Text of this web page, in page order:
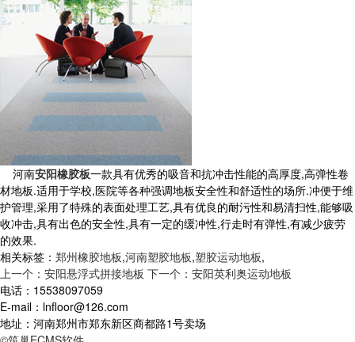
河南安阳橡胶板一款具有优秀的吸音和抗冲击性能的高厚度,高弹性卷
材地板.适用于学校,医院等各种强调地板安全性和舒适性的场所.冲便于维
护管理,采用了特殊的表面处理工艺,具有优良的耐污性和易清扫性,能够吸
收冲击,具有出色的安全性,具有一定的缓冲性,行走时有弹性,有减少疲劳
的效果.
相关标签： 郑州橡胶地板,河南塑胶地板,塑胶运动地板,
上一个：安阳悬浮式拼接地板 下一个：安阳英利奥运动地板
电话：15538097059
E-mail：lnfloor@126.com
地址：河南郑州市郑东新区商都路1号卖场